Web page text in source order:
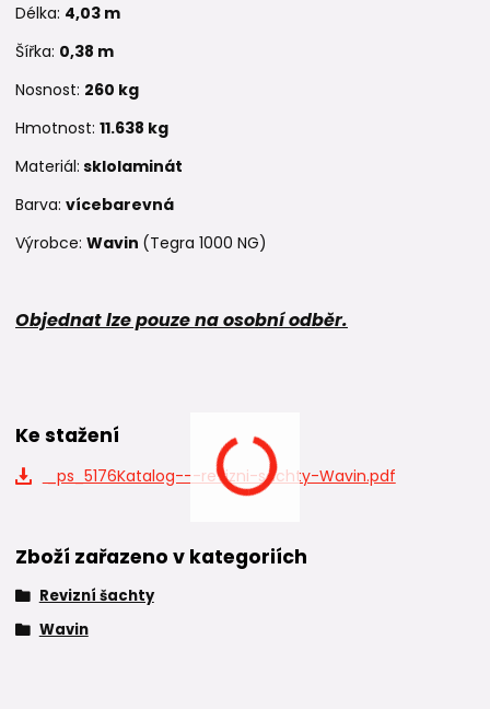
Délka: 4,03 m
Šířka: 0,38 m
Nosnost: 260 kg
Hmotnost: 11.638 kg
Materiál: sklolaminát
Barva: vícebarevná
Výrobce: Wavin (Tegra 1000 NG)
Objednat lze pouze na osobní odběr.
Ke stažení
_ps_5176Katalog---revizni-sachty-Wavin.pdf
Zboží zařazeno v kategoriích
Revizní šachty
Wavin